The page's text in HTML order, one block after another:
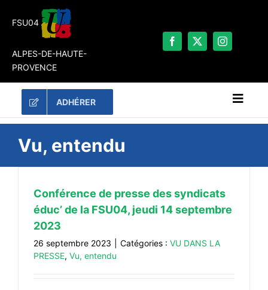
FSU04
ALPES-DE-HAUTE-
PROVENCE
ADHÉRER
LES UNES
#ACTUALITÉS
LA FSU 04
Vu, entendu
Conférence de presse des syndicats
éduc’ de la FSU04, jeudi 14 septembre
2023
26 septembre 2023 Catégories : VU DANS LA
PRESSE, Vu, entendu